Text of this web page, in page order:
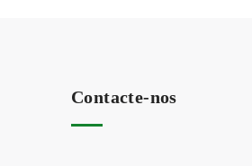
Contacte-nos